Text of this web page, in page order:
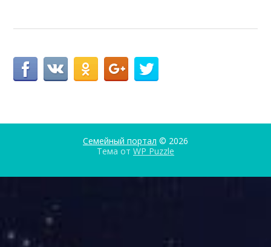
Семейный портал © 2026
Тема от WP Puzzle